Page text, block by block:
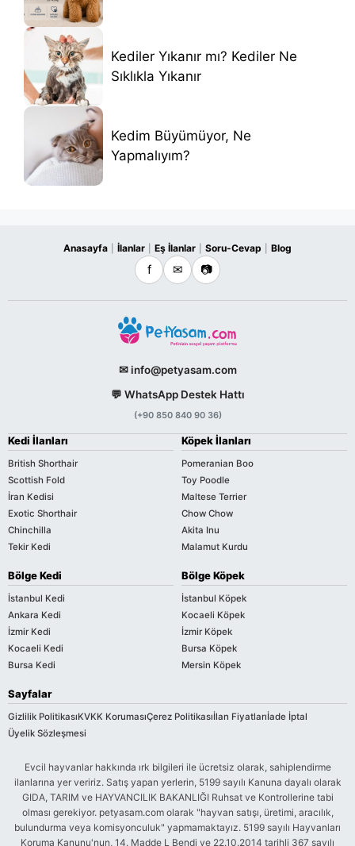
Kediler Yıkanır mı? Kediler Ne
Sıklıkla Yıkanır
Kedim Büyümüyor, Ne
Yapmalıyım?
Anasayfa İlanlar Eş İlanlar Soru-Cevap Blog
f ✉ 📷
✉ info@petyasam.com
💬 WhatsApp Destek Hattı
(+90 850 840 90 36)
Kedi İlanları
British Shorthair
Scottish Fold
İran Kedisi
Exotic Shorthair
Chinchilla
Tekir Kedi
Köpek İlanları
Pomeranian Boo
Toy Poodle
Maltese Terrier
Chow Chow
Akita Inu
Malamut Kurdu
Bölge Kedi
İstanbul Kedi
Ankara Kedi
İzmir Kedi
Kocaeli Kedi
Bursa Kedi
Bölge Köpek
İstanbul Köpek
Kocaeli Köpek
İzmir Köpek
Bursa Köpek
Mersin Köpek
Sayfalar
Gizlilik PolitikasıKVKK KorumasıÇerez Politikasıİlan Fiyatlarıİade İptal
Üyelik Sözleşmesi
Evcil hayvanlar hakkında ırk bilgileri ile ücretsiz olarak, sahiplendirme
ilanlarına yer veririz. Satış yapan yerlerin, 5199 sayılı Kanuna dayalı olarak
GIDA, TARIM ve HAYVANCILIK BAKANLIĞI Ruhsat ve Kontrollerine tabi
olması gerekiyor. petyasam.com olarak "hayvan satışı, üretimi, aracılık,
bulundurma veya komisyonculuk" yapmamaktayız. 5199 sayılı Hayvanları
Koruma Kanunu'nun, 14. Madde L Bendi ve 22.10.2014 tarihli 367 sayılı